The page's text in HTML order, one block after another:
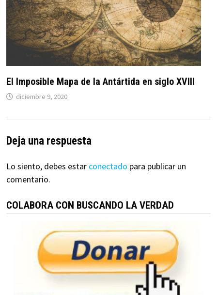
El Imposible Mapa de la Antártida en siglo XVIII
diciembre 9, 2020
Deja una respuesta
Lo siento, debes estar conectado para publicar un
comentario.
COLABORA CON BUSCANDO LA VERDAD